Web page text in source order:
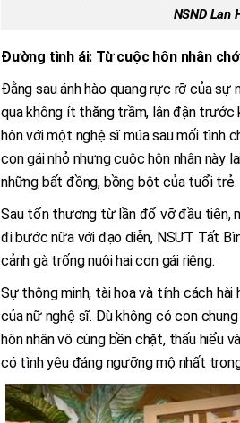
NSND Lan
Đường tình ái: Từ cuộc hôn nhân
Đằng sau ánh hào quang rực rỡ của
qua không ít thăng trầm, lận đận
hôn với một nghệ sĩ múa sau mối tình
con gái nhỏ nhưng cuộc hôn nhân này
những bất đồng, bồng bột của tuổi trẻ.
Sau tổn thương từ lần đổ vỡ đầu tiên,
đi bước nữa với đạo diễn, NSƯT Tất
cảnh gà trống nuôi hai con gái riêng.
Sự thông minh, tài hoa và tính cách
của nữ nghệ sĩ. Dù không có con
hôn nhân vô cùng bền chặt, thấu hiểu
có tình yêu đáng ngưỡng mộ nhất